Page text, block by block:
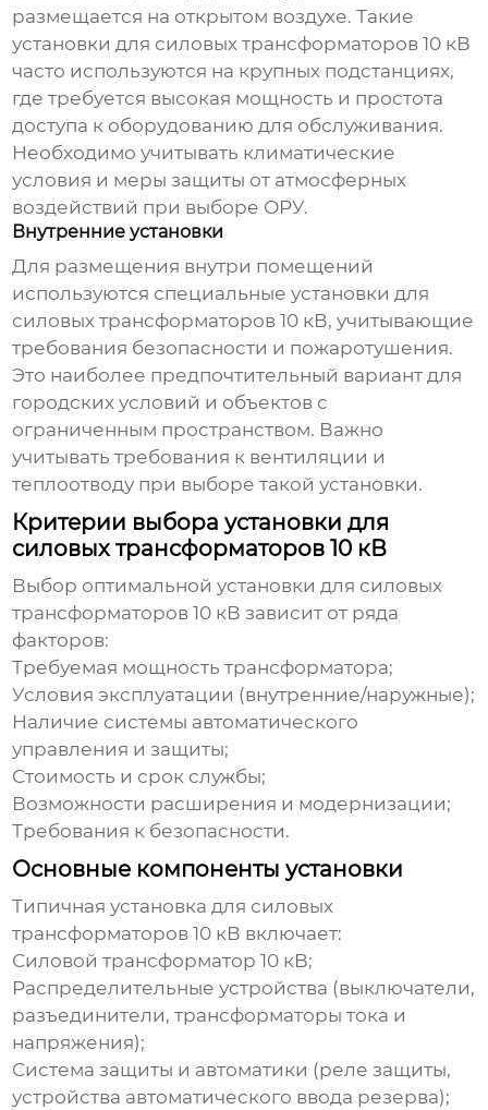
размещается на открытом воздухе. Такие
установки для силовых трансформаторов 10 кВ
часто используются на крупных подстанциях,
где требуется высокая мощность и простота
доступа к оборудованию для обслуживания.
Необходимо учитывать климатические
условия и меры защиты от атмосферных
воздействий при выборе ОРУ.
Внутренние установки
Для размещения внутри помещений
используются специальныеустановки для
силовых трансформаторов 10 кВ, учитывающие
требования безопасности и пожаротушения.
Это наиболее предпочтительный вариант для
городских условий и объектов с
ограниченным пространством. Важно
учитывать требования к вентиляции и
теплоотводу при выборе такой установки.
Критерии выбора установки для
силовых трансформаторов 10 кВ
Выбор оптимальнойустановки для силовых
трансформаторов 10 кВ зависит от ряда
факторов:
Требуемая мощность трансформатора;
Условия эксплуатации (внутренние/наружные);
Наличие системы автоматического
управления и защиты;
Стоимость и срок службы;
Возможности расширения и модернизации;
Требования к безопасности.
Основные компоненты установки
Типичнаяустановка для силовых
трансформаторов 10 кВ включает:
Силовой трансформатор 10 кВ;
Распределительные устройства (выключатели,
разъединители, трансформаторы тока и
напряжения);
Система защиты и автоматики (реле защиты,
устройства автоматического ввода резерва);